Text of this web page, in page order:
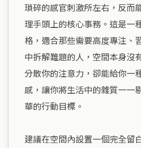
瑣碎的感官刺激所左右，反而
理手頭上的核心事務。這是一
格，適合那些需要高度專注、
中拆解難題的人，空間本身沒
分散你的注意力，卻能給你一
感，讓你將生活中的雜質一一
華的行動目標。
建議在空間內設置一個完全留